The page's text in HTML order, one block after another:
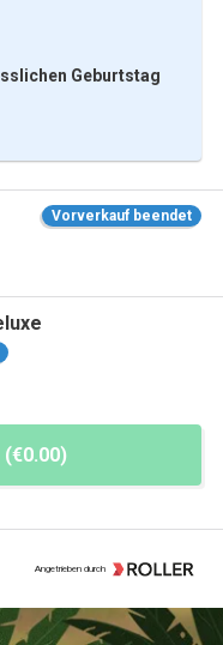
Geburtstag
Vorverkauf beendet
Angetrieben durch